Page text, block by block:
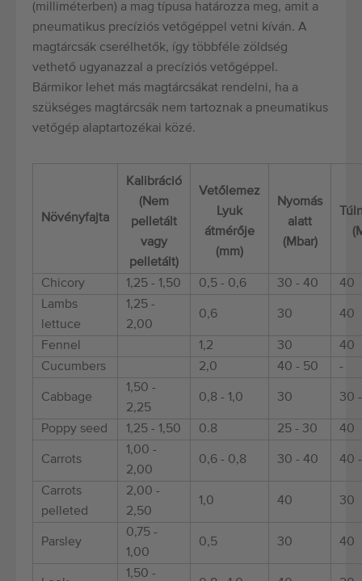
(milliméterben) a mag típusa határozza meg, amit a
pneumatikus precíziós vetőgéppel vetni kíván. A
magtárcsák cserélhetők, így többféle zöldség
vethető ugyanazzal a precíziós vetőgéppel.
Bármikor lehet más magtárcsákat rendelni, ha a
szükséges magtárcsák nem tartoznak a pneumatikus
vetőgép alaptartozékai közé.
Növényfajta
Kalibráció
(Nem
pelletált
vagy
pelletált)
Vetőlemez
Lyuk
átmérője
(mm)
Nyomás
alatt
(Mbar)
Chicory 1,25 - 1,50 0,5 - 0,6 30 - 40
40
Lambs
lettuce
1,25 -
2,00
0,6 30 40
Fennel 1,2 30
40
Cucumbers
2,0 40 - 50 -
Cabbage
1,50 -
2,25
0,8 - 1,0 30 30
Poppy seed 1,25 - 1,50 0.8 25 - 30 40
Carrots
1,00 -
2,00
0,6 - 0,8 30 - 40 40
Carrots
pelleted
2,00 -
2,50
1,0 40 30
Parsley
0,75 -
1,00
0,5 30 40
1,50 -